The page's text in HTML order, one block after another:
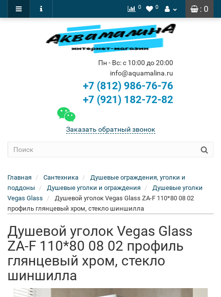
: 0
0 0
Пн - Вс: с 10:00 до 20:00
info@aquamalina.ru
+7 (812) 986-76-76
+7 (921) 182-72-82
Заказать обратный звонок
Главная Сантехника
Душевые ограждения, уголки и
поддоны
Душевые уголки и ограждения
Душевые уголки
Vegas Glass
Душевой уголок Vegas Glass ZA-F 110*80 08 02
профиль глянцевый хром, стекло шиншилла
Душевой уголок Vegas Glass
ZA-F 110*80 08 02 профиль
глянцевый хром, стекло
шиншилла